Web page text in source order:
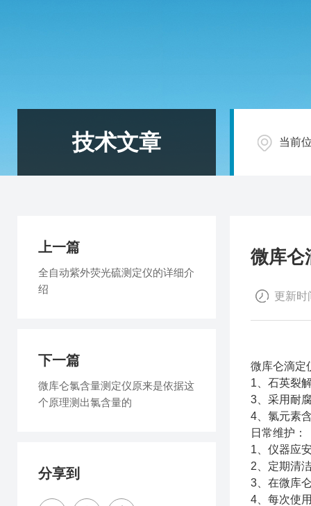
技术文章 当前
微库仑
更新时
微库仑滴
1、石英裂
3、采用耐
4、氯元素
日常维护：
1、仪器应
2、定期清
3、在微库
4、每次使
上一篇
全自动紫外荧光硫测定仪的详细介
绍
下一篇
微库仑氯含量测定仪原来是依据这
个原理测出氯含量的
分享到